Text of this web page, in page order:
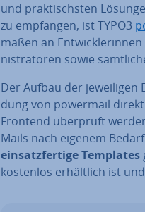
und prak­tischs­ten
zu empfangen, ist TYPO3
ma­ßen an
nis­tra­to­ren sowie
Der Aufbau der
dung von powermail
Frontend überprüft
Mails nach eigenem Bedarf
ein­satz­fer­ti­ge Templates
kostenlos er­hält­lich ist